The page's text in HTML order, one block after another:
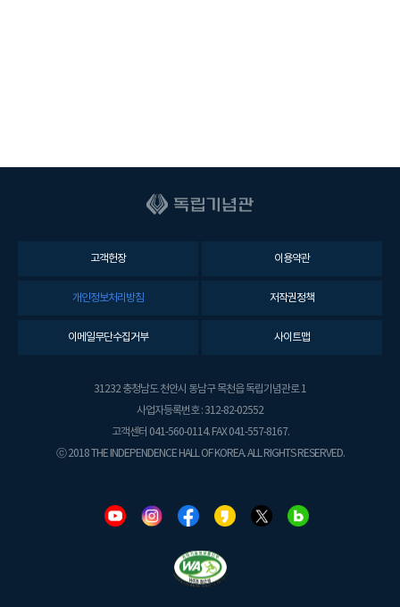
고객헌장 이용약관
개인정보처리방침 저작권정책
이메일무단수집거부 사이트맵
31232 충청남도 천안시 동남구 목천읍 독립기념관로 1
사업자등록번호 : 312-82-02552
고객센터 041-560-0114. FAX 041-557-8167.
ⓒ 2018 THE INDEPENDENCE HALL OF KOREA. ALL RIGHTS RESERVED.